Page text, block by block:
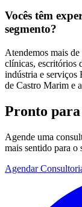
Vocês têm
segmento?
Atendemos mais
clínicas, escritórios
indústria e serviços
de Castro Marim e
Pronto
Agende uma
mais sentido para o
Agendar